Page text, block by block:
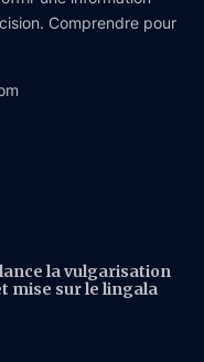
Comprendre pour
la vulgarisation
mise sur le lingala